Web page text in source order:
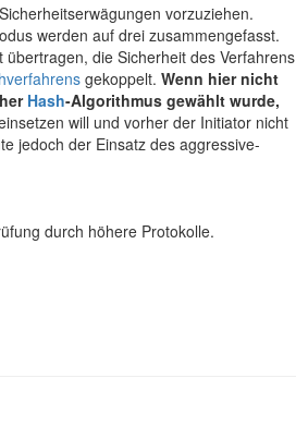
vorzuziehen.
werden auf drei zusammengefasst.
übertragen, die Sicherheit des Verfahrens
gekoppelt. Wenn hier nicht
Hash-Algorithmus gewählt wurde,
will und vorher der Initiator nicht
jedoch der Einsatz des aggressive-
durch höhere Protokolle.